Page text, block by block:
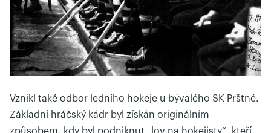
Vznikl také odbor ledního hokeje u bývalého SK Prštné.
Základní hráčský kádr byl získán originálním